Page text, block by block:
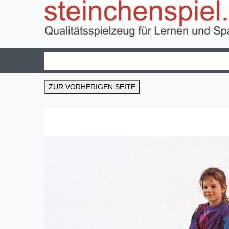
ZUR VORHERIGEN SEITE